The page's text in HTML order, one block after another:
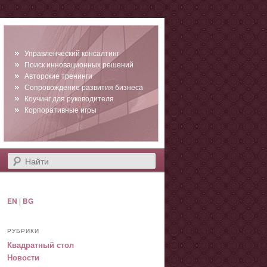
Найти
Управленческий консалтинг
Поиск инновационных решений
Авторские тренинги
Сопровождение развития бизнеса
Коучинг для руководителя
Корпоративные игры
EN | BG
РУБРИКИ
Квадратный стол
Новости